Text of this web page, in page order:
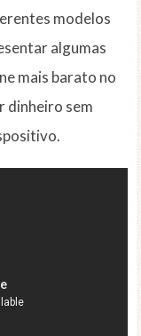
modelos
algumas
mais barato no
dinheiro sem